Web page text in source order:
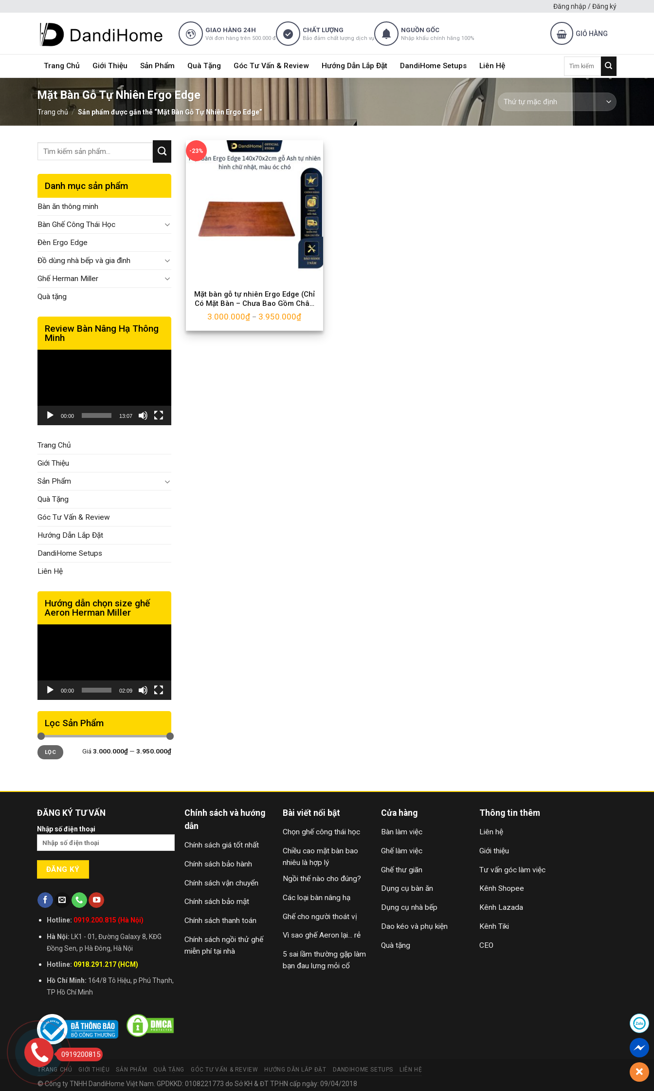
Đăng nhập / Đăng ký
GIAO HÀNG 24H
Với đơn hàng trên 500.000 đ
CHẤT LƯỢNG
Bảo đảm chất lượng dịch vụ
NGUỒN GỐC
Nhập khẩu chính hãng 100%
GIỎ HÀNG
Trang Chủ Giới Thiệu Sản Phẩm Quà Tặng Góc Tư Vấn & Review Hướng Dẫn Lắp Đặt DandiHome Setups Liên Hệ
kiếm:
Mặt Bàn Gỗ Tự Nhiên Ergo Edge
Trang chủ / Sản phẩm được gắn thẻ “Mặt Bàn Gỗ Tự Nhiên Ergo Edge”
Danh mục sản phẩm
Bàn ăn thông minh
Bàn Ghế Công Thái Học
Đèn Ergo Edge
Đồ dùng nhà bếp và gia đình
Ghế Herman Miller
Quà tặng
Review Bàn Nâng Hạ Thông
Minh
00:00 13:07
Trang Chủ
Giới Thiệu
Sản Phẩm
Quà Tặng
Góc Tư Vấn & Review
Hướng Dẫn Lắp Đặt
DandiHome Setups
Liên Hệ
Hướng dẫn chọn size ghế
Aeron Herman Miller
00:00 02:09
Lọc Sản Phẩm
Giá
thấp
nhất
Giá
cao
nhất
LỌC Giá 3.000.000₫ — 3.950.000₫
-23%
Mặt bàn gỗ tự nhiên Ergo Edge (Chỉ
Có Mặt Bàn – Chưa Bao Gồm Chân
Bàn)
3.000.000₫ – 3.950.000₫
ĐĂNG KÝ TƯ VẤN
Nhập số điện thoại
Hotline: 0919.200.815 (Hà Nội)
Hà Nội: LK1 - 01, Đường Galaxy 8, KĐG
Đồng Sen, p Hà Đông, Hà Nội
Hotline: 0918.291.217 (HCM)
Hồ Chí Minh: 164/8 Tô Hiệu, p Phú Thạnh,
TP Hồ Chí Minh
Chính sách và hướng
dẫn
Chính sách giá tốt nhất
Chính sách bảo hành
Chính sách vận chuyển
Chính sách bảo mật
Chính sách thanh toán
Chính sách ngồi thử ghế
miễn phí tại nhà
Bài viết nổi bật
Chọn ghế công thái học
Chiều cao mặt bàn bao
nhiêu là hợp lý
Ngồi thế nào cho đúng?
Các loại bàn nâng hạ
Ghế cho người thoát vị
Vì sao ghế Aeron lại... rẻ
5 sai lầm thường gặp làm
bạn đau lưng mỏi cổ
Cửa hàng
Bàn làm việc
Ghế làm việc
Ghế thư giãn
Dụng cụ bàn ăn
Dụng cụ nhà bếp
Dao kéo và phụ kiện
Quà tặng
Thông tin thêm
Liên hệ
Giới thiệu
Tư vấn góc làm việc
Kênh Shopee
Kênh Lazada
Kênh Tiki
CEO
TRANG CHỦ GIỚI THIỆU SẢN PHẨM QUÀ TẶNG GÓC TƯ VẤN & REVIEW HƯỚNG DẪN LẮP ĐẶT DANDIHOME SETUPS LIÊN HỆ
© Công ty TNHH DandiHome Việt Nam. GPDKKD: 0108221773 do Sở KH & ĐT TP.HN cấp ngày: 09/04/2018
0919200815